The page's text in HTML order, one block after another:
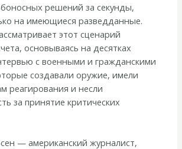
решений за секунды,
на имеющиеся разведданные.
этот сценарий
основываясь на десятках
с военными и гражданскими
создавали оружие, имели
реагирования и несли
за принятие критических
— американский журналист,